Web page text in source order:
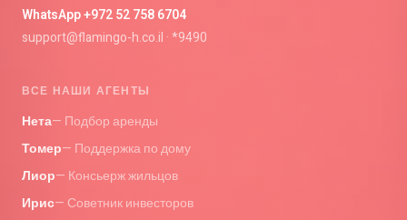
WhatsApp +972 52 758 6704
support@flamingo-h.co.il · *9490
ВСЕ НАШИ АГЕНТЫ
Нета— Подбор аренды
Томер— Поддержка по дому
Лиор— Консьерж жильцов
Ирис— Советник инвесторов